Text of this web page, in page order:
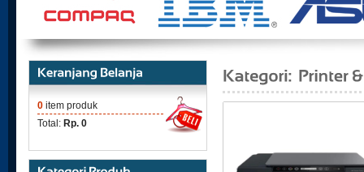
0 item produk
Total: Rp. 0